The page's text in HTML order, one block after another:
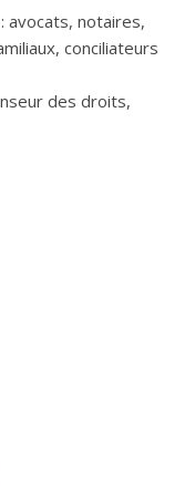
avocats, notaires,
conciliateurs
des droits,